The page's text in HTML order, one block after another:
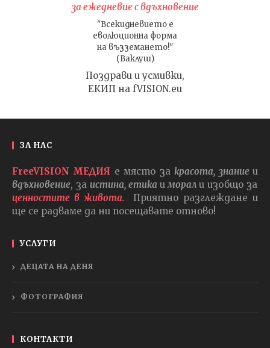
за ежедневие с вдъхновение
"Всекидневието е
еволюционна форма
на възземането!"
(Ваклуш)
Поздрави и усмивки,
ЕКИП на fVISION.eu
ЗА НАС
FreeVISION МЕДИЯ е място закрасота, знаниеи
вдъхновение, за истина, етика и морали изобщо за
ценностите в живота.
Приятно разглеждане и
ще се радваме да ни посещавате отново!
УСЛУГИ
ДЕЦАТА НА ДЕНЯ
ФОТОГРАФИЯ
КОНТАКТИ